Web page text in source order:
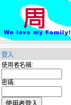
登入
使用者名稱:
密碼: